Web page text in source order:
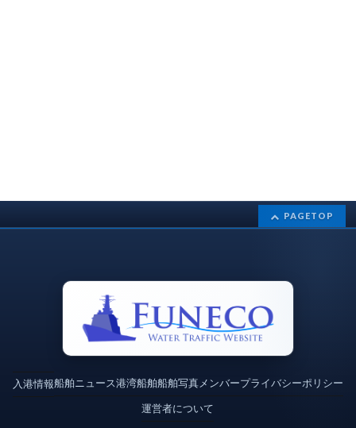
PAGETOP
入港情報船舶ニュース港湾船舶船舶写真メンバープライバシーポリシー
運営者について